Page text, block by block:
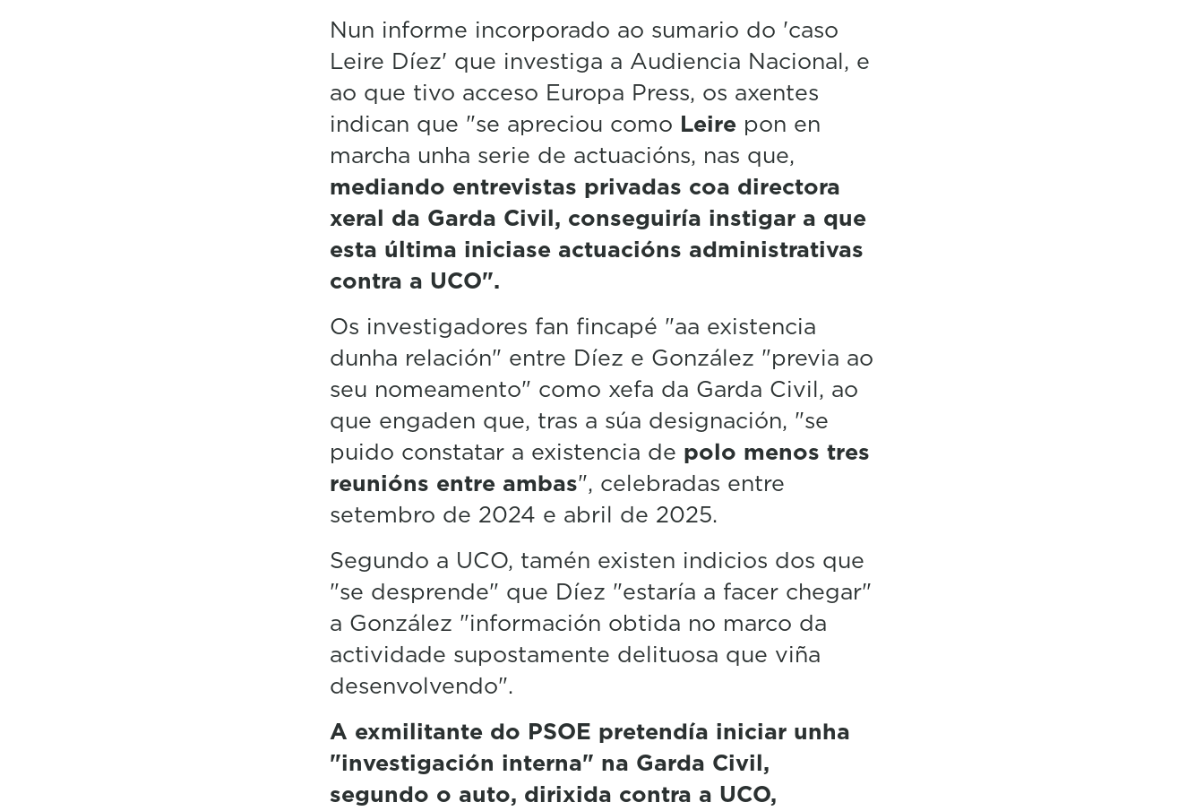
Nun informe incorporado ao sumario do 'caso
Leire Díez' que investiga a Audiencia Nacional, e
ao que tivo acceso Europa Press, os axentes
indican que "se apreciou como Leire pon en
marcha unha serie de actuacións, nas que,
mediando entrevistas privadas coa directora
xeral da Garda Civil, conseguiría instigar a que
esta última iniciase actuacións administrativas
contra a UCO".
Os investigadores fan fincapé "aa existencia
dunha relación" entre Díez e González "previa ao
seu nomeamento" como xefa da Garda Civil, ao
que engaden que, tras a súa designación, "se
puido constatar a existencia de polo menos tres
reunións entre ambas", celebradas entre
setembro de 2024 e abril de 2025.
Segundo a UCO, tamén existen indicios dos que
"se desprende" que Díez "estaría a facer chegar"
a González "información obtida no marco da
actividade supostamente delituosa que viña
desenvolvendo".
A exmilitante do PSOE pretendía iniciar unha
"investigación interna" na Garda Civil,
segundo o auto, dirixida contra a UCO,